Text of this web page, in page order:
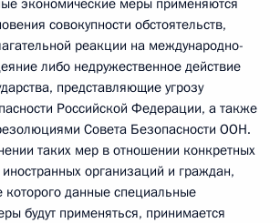
экономические меры применяются
совокупности обстоятельств,
реакции на международно-
либо недружественное действие
представляющие угрозу
Российской Федерации, а также
Совета Безопасности ООН.
таких мер в отношении конкретных
иностранных организаций и граждан,
которого данные специальные
будут применяться, принимается